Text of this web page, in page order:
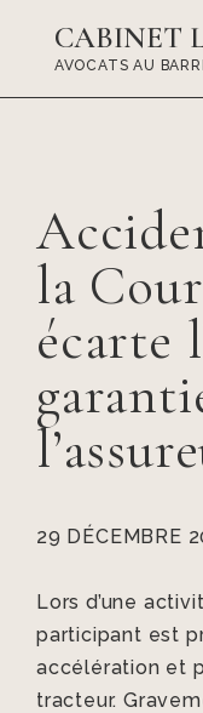
CABINET
AVOCATS AU
la
écarte
29 DÉCEMBRE
Lors d’une
participant est
accélération et
tracteur.